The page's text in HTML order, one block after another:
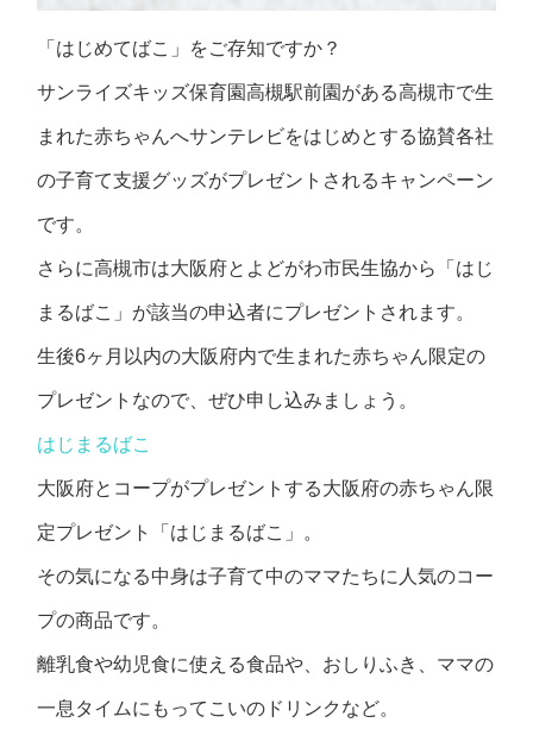
「はじめてばこ」をご存知ですか？
サンライズキッズ保育園高槻駅前園がある高槻市で生
まれた赤ちゃんへサンテレビをはじめとする協賛各社
の子育て支援グッズがプレゼントされるキャンペーン
です。
さらに高槻市は大阪府とよどがわ市民生協から「はじ
まるばこ」が該当の申込者にプレゼントされます。
生後6ヶ月以内の大阪府内で生まれた赤ちゃん限定の
プレゼントなので、ぜひ申し込みましょう。
はじまるばこ
大阪府とコープがプレゼントする大阪府の赤ちゃん限
定プレゼント「はじまるばこ」。
その気になる中身は子育て中のママたちに人気のコー
プの商品です。
離乳食や幼児食に使える食品や、おしりふき、ママの
一息タイムにもってこいのドリンクなど。